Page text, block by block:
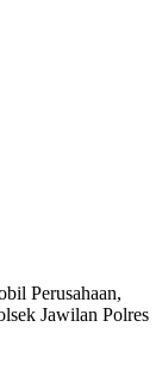
Perusahaan,
Jawilan Polres